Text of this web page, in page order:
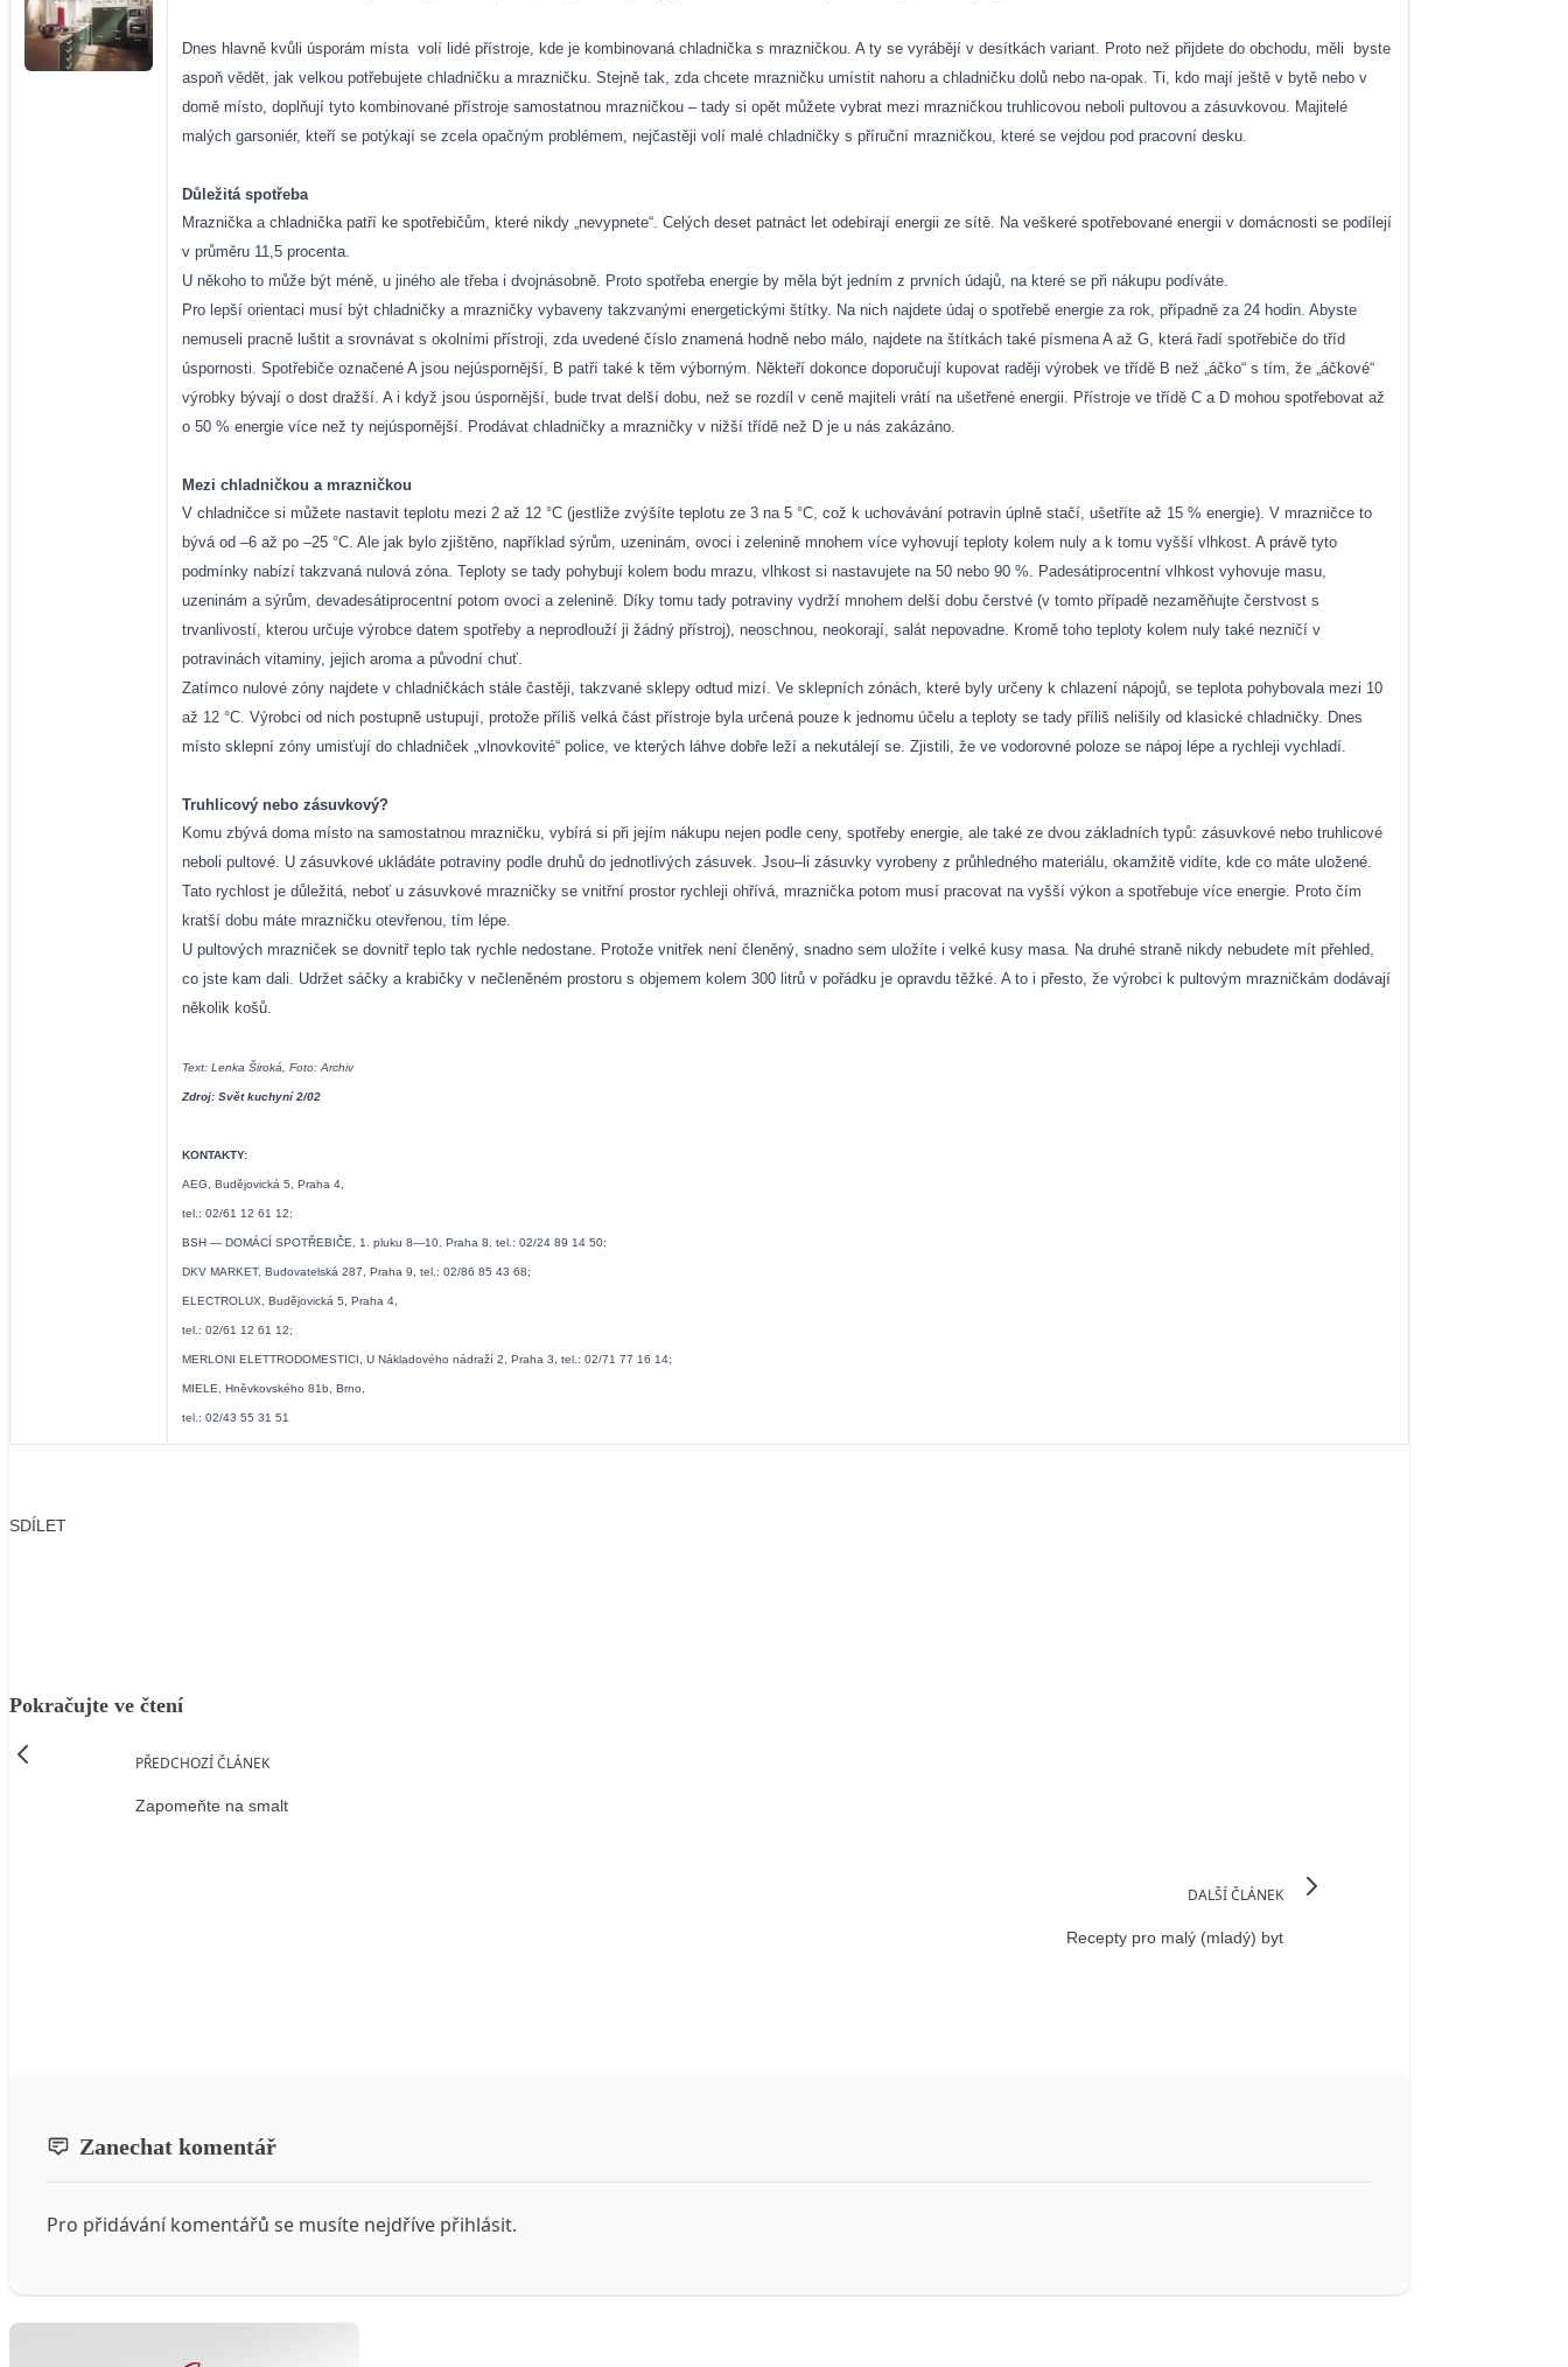
Dnes hlavně kvůli úsporám místa volí lidé přístroje, kde je kombinovaná chladnička s mrazničkou. A ty se vyrábějí v desítkách variant. Proto než přijdete do obchodu, měli
byste
aspoň vědět, jak velkou potřebujete chladničku a mrazničku. Stejně tak, zda chcete mrazničku umístit nahoru a chladničku dolů nebo na-opak. Ti, kdo mají ještě v bytě nebo v
domě místo, doplňují tyto kombinované přístroje samostatnou mrazničkou – tady si opět můžete vybrat mezi mrazničkou truhlicovou neboli pultovou a zásuvkovou. Majitelé
malých garsoniér, kteří se potýkají se zcela opačným problémem, nejčastěji volí malé chladničky s příruční mrazničkou, které se vejdou pod pracovní desku.
Důležitá spotřeba
Mraznička a chladnička patří ke spotřebičům, které nikdy „nevypnete“. Celých deset patnáct let odebírají energii ze sítě. Na veškeré spotřebované energii v domácnosti se podílejí
v průměru 11,5 procenta.
U někoho to může být méně, u jiného ale třeba i dvojnásobně. Proto spotřeba energie by měla být jedním z prvních údajů, na které se při nákupu podíváte.
Pro lepší orientaci musí být chladničky a mrazničky vybaveny takzvanými energetickými štítky. Na nich najdete údaj o spotřebě energie za rok, případně za 24 hodin. Abyste
nemuseli pracně luštit a srovnávat s okolními přístroji, zda uvedené číslo znamená hodně nebo málo, najdete na štítkách také písmena A až G, která řadí spotřebiče do tříd
úspornosti. Spotřebiče označené A jsou nejúspornější, B patří také k těm výborným. Někteří dokonce doporučují kupovat raději výrobek ve třídě B než „áčko“ s tím, že „áčkové“
výrobky bývají o dost dražší. A i když jsou úspornější, bude trvat delší dobu, než se rozdíl v ceně majiteli vrátí na ušetřené energii. Přístroje ve třídě C a D mohou spotřebovat až
o 50 % energie více než ty nejúspornější. Prodávat chladničky a mrazničky v nižší třídě než D je u nás zakázáno.
Mezi chladničkou a mrazničkou
V chladničce si můžete nastavit teplotu mezi 2 až 12 °C (jestliže zvýšíte teplotu ze 3 na 5 °C, což k uchovávání potravin úplně stačí, ušetříte až 15 % energie). V mrazničce to
bývá od –6 až po –25 °C. Ale jak bylo zjištěno, například sýrům, uzeninám, ovoci i zelenině mnohem více vyhovují teploty kolem nuly a k tomu vyšší vlhkost. A právě tyto
podmínky nabízí takzvaná nulová zóna. Teploty se tady pohybují kolem bodu mrazu, vlhkost si nastavujete na 50 nebo 90 %. Padesátiprocentní vlhkost vyhovuje masu,
uzeninám a sýrům, devadesátiprocentní potom ovoci a zelenině. Díky tomu tady potraviny vydrží mnohem delší dobu čerstvé (v tomto případě nezaměňujte čerstvost s
trvanlivostí, kterou určuje výrobce datem spotřeby a neprodlouží ji žádný přístroj), neoschnou, neokorají, salát nepovadne. Kromě toho teploty kolem nuly také nezničí v
potravinách vitaminy, jejich aroma a původní chuť.
Zatímco nulové zóny najdete v chladničkách stále častěji, takzvané sklepy odtud mizí. Ve sklepních zónách, které byly určeny k chlazení nápojů, se teplota pohybovala mezi 10
až 12 °C. Výrobci od nich postupně ustupují, protože příliš velká část přístroje byla určená pouze k jednomu účelu a teploty se tady příliš nelišily od klasické chladničky. Dnes
místo sklepní zóny umisťují do chladniček „vlnovkovité“ police, ve kterých láhve dobře leží a nekutálejí se. Zjistili, že ve vodorovné poloze se nápoj lépe a rychleji vychladí.
Truhlicový nebo zásuvkový?
Komu zbývá doma místo na samostatnou mrazničku, vybírá si při jejím nákupu nejen podle ceny, spotřeby energie, ale také ze dvou základních typů: zásuvkové nebo truhlicové
neboli pultové. U zásuvkové ukládáte potraviny podle druhů do jednotlivých zásuvek. Jsou–li zásuvky vyrobeny z průhledného materiálu, okamžitě vidíte, kde co máte uložené.
Tato rychlost je důležitá, neboť u zásuvkové mrazničky se vnitřní prostor rychleji ohřívá, mraznička potom musí pracovat na vyšší výkon a spotřebuje více energie. Proto čím
kratší dobu máte mrazničku otevřenou, tím lépe.
U pultových mrazniček se dovnitř teplo tak rychle nedostane. Protože vnitřek není členěný, snadno sem uložíte i velké kusy masa. Na druhé straně nikdy nebudete mít přehled,
co jste kam dali. Udržet sáčky a krabičky v nečleněném prostoru s objemem kolem 300 litrů v pořádku je opravdu těžké. A to i přesto, že výrobci k pultovým mrazničkám dodávají
několik košů.
Text: Lenka Široká, Foto: Archiv
Zdroj: Svět kuchyní 2/02
KONTAKTY:
AEG, Budějovická 5, Praha 4,
tel.: 02/61 12 61 12;
BSH — DOMÁCÍ SPOTŘEBIČE, 1. pluku 8—10, Praha 8, tel.: 02/24 89 14 50;
DKV MARKET, Budovatelská 287, Praha 9, tel.: 02/86 85 43 68;
ELECTROLUX, Budějovická 5, Praha 4,
tel.: 02/61 12 61 12;
MERLONI ELETTRODOMESTICI, U Nákladového nádraží 2, Praha 3, tel.: 02/71 77 16 14;
MIELE, Hněvkovského 81b, Brno,
tel.: 02/43 55 31 51
SDÍLET
Pokračujte ve čtení
PŘEDCHOZÍ ČLÁNEK
Zapomeňte na smalt
DALŠÍ ČLÁNEK
Recepty pro malý (mladý) byt
Zanechat komentář
Pro přidávání komentářů se musíte nejdříve přihlásit.